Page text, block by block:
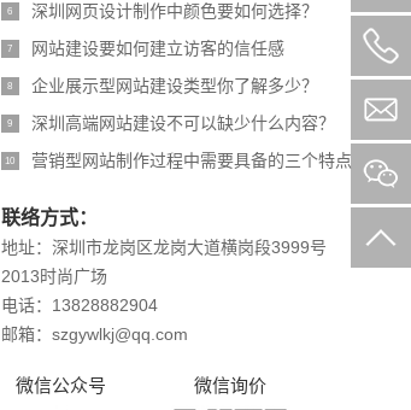
6 深圳网页设计制作中颜色要如何选择？
7 网站建设要如何建立访客的信任感
8 企业展示型网站建设类型你了解多少？
9 深圳高端网站建设不可以缺少什么内容？
10 营销型网站制作过程中需要具备的三个特点
联络方式：
地址：深圳市龙岗区龙岗大道横岗段3999号
2013时尚广场
电话：13828882904
邮箱：szgywlkj@qq.com
微信公众号 微信询价